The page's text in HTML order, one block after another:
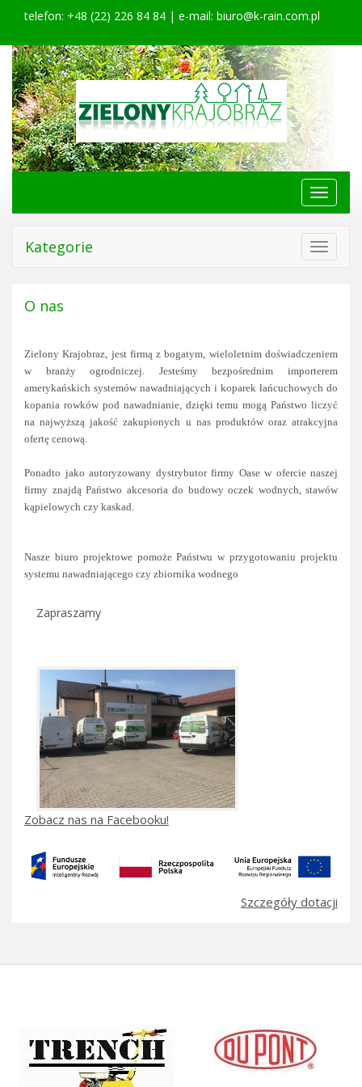
telefon: +48 (22) 226 84 84 | e-mail: biuro@k-rain.com.pl
Menu
główne
Kategorie
Toggle
O nas
Zielony Krajobraz, jest firmą z bogatym, wieloletnim doświadczeniem
w branży ogrodniczej. Jesteśmy bezpośrednim importerem
amerykańskich systemów nawadniających i koparek łańcuchowych do
kopania rowków pod nawadnianie, dzięki temu mogą Państwo liczyć
na najwyższą jakość zakupionych u nas produktów oraz atrakcyjna
ofertę cenową.
Ponadto jako autoryzowany dystrybutor firmy Oase w ofercie naszej
firmy znajdą Państwo akcesoria do budowy oczek wodnych, stawów
kąpielowych czy kaskad.
Nasze biuro projektowe pomoże Państwu w przygotowaniu projektu
systemu nawadniającego czy zbiornika wodnego
Zapraszamy
Zobacz nas na Facebooku!
Szczegóły dotacji